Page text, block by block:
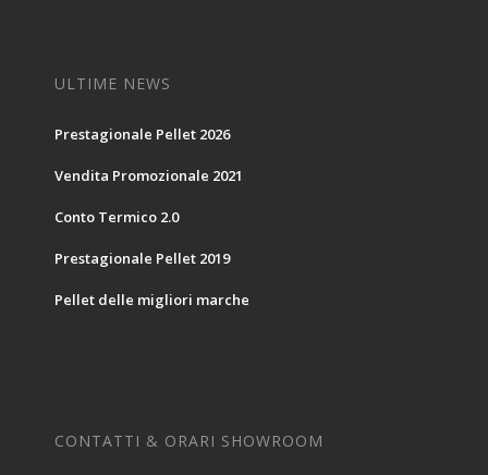
ULTIME NEWS
Prestagionale Pellet 2026
Vendita Promozionale 2021
Conto Termico 2.0
Prestagionale Pellet 2019
Pellet delle migliori marche
CONTATTI & ORARI SHOWROOM